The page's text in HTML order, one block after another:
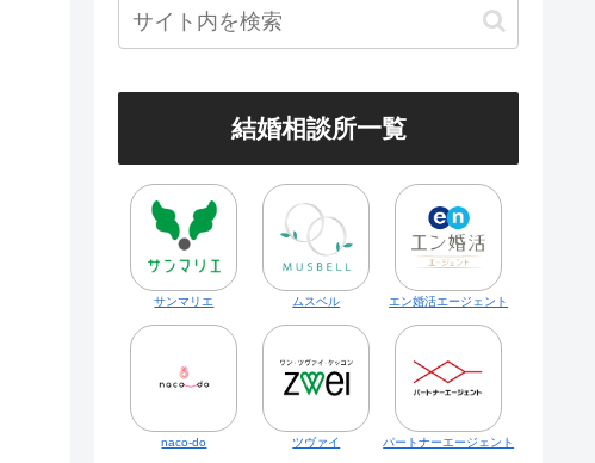
結婚相談所一覧
サンマリエ ムスベル エン婚活エージェント
naco-do ツヴァイ パートナーエージェント